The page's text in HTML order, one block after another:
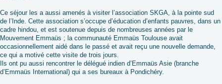
Ce séjour les a aussi amenés à visiter l’association SKGA, à la pointe sud
de l’Inde. Cette association s’occupe d’éducation d’enfants pauvres, dans un
cadre hindou, et est soutenue depuis de nombreuses années par le
Mouvement Emmaüs ; la communauté Emmaüs Toulouse avait
occasionnellement aidé dans le passé et avait reçu une nouvelle demande,
ce qui a motivé cette visite de trois jours.
Ils ont pu aussi rencontrer le délégué indien d’Emmaüs Asie (branche
d’Emmaüs International) qui a ses bureaux à Pondichéry.